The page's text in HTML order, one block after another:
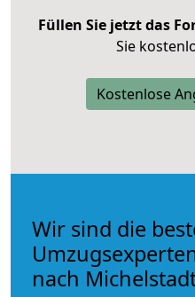
Füllen Sie jetzt das
Sie
Kostenlose
Wir sind die
nach